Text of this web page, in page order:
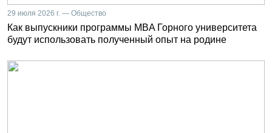
29 июля 2026 г. — Общество
Как выпускники программы MBA Горного университета
будут использовать полученный опыт на родине